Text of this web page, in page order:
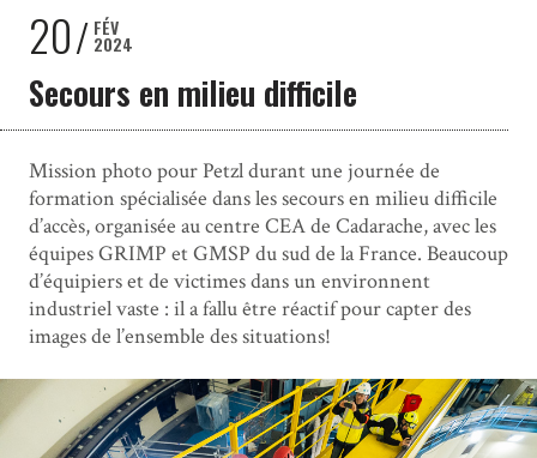
20 FÉV
2024
Secours en milieu difficile
Mission photo pour Petzl durant une journée de
formation spécialisée dans les secours en milieu difficile
d’accès, organisée au centre CEA de Cadarache, avec les
équipes GRIMP et GMSP du sud de la France. Beaucoup
d’équipiers et de victimes dans un environnent
industriel vaste : il a fallu être réactif pour capter des
images de l’ensemble des situations!